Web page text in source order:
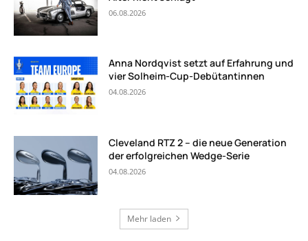
06.08.2026
Anna Nordqvist setzt auf Erfahrung und
vier Solheim-Cup-Debütantinnen
04.08.2026
Cleveland RTZ 2 – die neue Generation
der erfolgreichen Wedge-Serie
04.08.2026
Mehr laden